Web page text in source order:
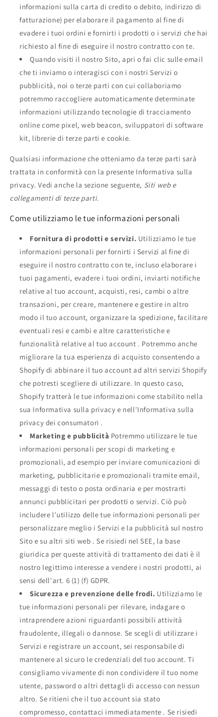
informazioni sulla carta di credito o debito, indirizzo di
fatturazione) per elaborare il pagamento al fine di
evadere i tuoi ordini e fornirti i prodotti o i servizi che hai
richiesto al fine di eseguire il nostro contratto con te.
Quando visiti il nostro Sito, apri o fai clic sulle email
che ti inviamo o interagisci con i nostri Servizi o
pubblicità, noi o terze parti con cui collaboriamo
potremmo raccogliere automaticamente determinate
informazioni utilizzando tecnologie di tracciamento
online come pixel, web beacon, sviluppatori di software
kit, librerie di terze parti e cookie.
Qualsiasi informazione che otteniamo da terze parti sarà
trattata in conformità con la presente Informativa sulla
privacy. Vedi anche la sezione seguente, Siti web e
collegamenti di terze parti.
Come utilizziamo le tue informazioni personali
Fornitura di prodotti e servizi. Utilizziamo le tue
informazioni personali per fornirti i Servizi al fine di
eseguire il nostro contratto con te, incluso elaborare i
tuoi pagamenti, evadere i tuoi ordini, inviarti notifiche
relative al tuo account, acquisti, resi, cambi o altre
transazioni, per creare, mantenere e gestire in altro
modo il tuo account, organizzare la spedizione, facilitare
eventuali resi e cambi e altre caratteristiche e
funzionalità relative al tuo account . Potremmo anche
migliorare la tua esperienza di acquisto consentendo a
Shopify di abbinare il tuo account ad altri servizi Shopify
che potresti scegliere di utilizzare. In questo caso,
Shopify tratterà le tue informazioni come stabilito nella
sua Informativa sulla privacy e nell'Informativa sulla
privacy dei consumatori .
Marketing e pubblicità Potremmo utilizzare le tue
informazioni personali per scopi di marketing e
promozionali, ad esempio per inviare comunicazioni di
marketing, pubblicitarie e promozionali tramite email,
messaggi di testo o posta ordinaria e per mostrarti
annunci pubblicitari per prodotti o servizi. Ciò può
includere l'utilizzo delle tue informazioni personali per
personalizzare meglio i Servizi e la pubblicità sul nostro
Sito e su altri siti web . Se risiedi nel SEE, la base
giuridica per queste attività di trattamento dei dati è il
nostro legittimo interesse a vendere i nostri prodotti, ai
sensi dell'art. 6 (1) (f) GDPR.
Sicurezza e prevenzione delle frodi. Utilizziamo le
tue informazioni personali per rilevare, indagare o
intraprendere azioni riguardanti possibili attività
fraudolente, illegali o dannose. Se scegli di utilizzare i
Servizi e registrare un account, sei responsabile di
mantenere al sicuro le credenziali del tuo account. Ti
consigliamo vivamente di non condividere il tuo nome
utente, password o altri dettagli di accesso con nessun
altro. Se ritieni che il tuo account sia stato
compromesso, contattaci immediatamente . Se risiedi